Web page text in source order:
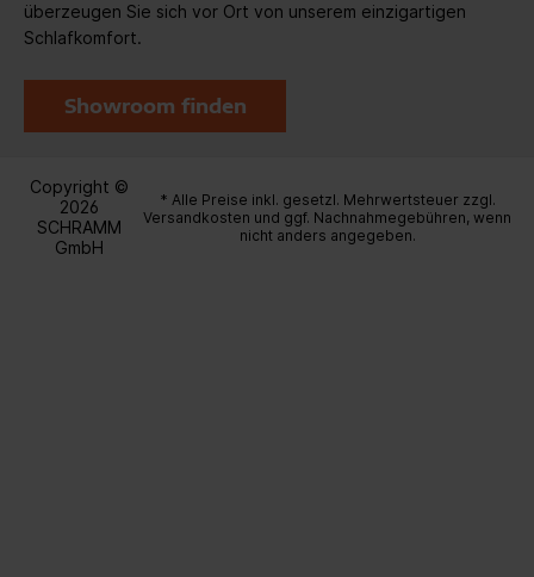
überzeugen Sie sich vor Ort von unserem einzigartigen
Schlafkomfort.
Showroom finden
Copyright ©
2026
SCHRAMM
GmbH
* Alle Preise inkl. gesetzl. Mehrwertsteuer zzgl.
Versandkosten und ggf. Nachnahmegebühren, wenn
nicht anders angegeben.